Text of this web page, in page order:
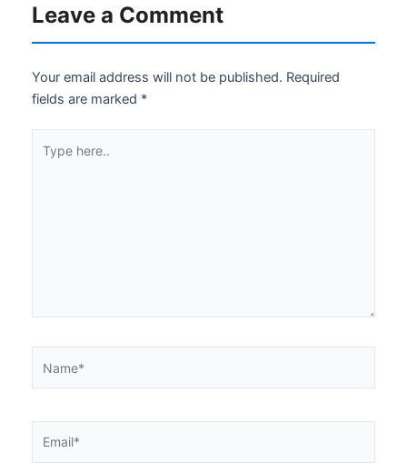
Leave a Comment
Your email address will not be published. Required
fields are marked *
here..